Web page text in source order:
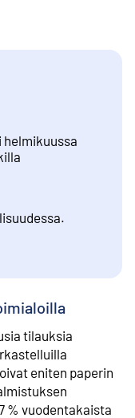
helmikuussa
tilauksia
eniten paperin
% vuodentakaista